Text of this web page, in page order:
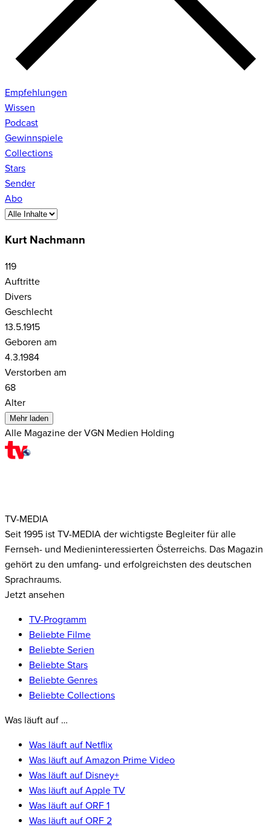
Empfehlungen
Wissen
Podcast
Gewinnspiele
Collections
Stars
Sender
Abo
Kurt Nachmann
119
Auftritte
Divers
Geschlecht
13.5.1915
Geboren am
4.3.1984
Verstorben am
68
Alter
Mehr laden
Alle Magazine der VGN Medien Holding
TV-MEDIA
Seit 1995 ist TV-MEDIA der wichtigste Begleiter für alle
Fernseh- und Medieninteressierten Österreichs. Das Magazin
gehört zu den umfang- und erfolgreichsten des deutschen
Sprachraums.
Jetzt ansehen
TV-Programm
Beliebte Filme
Beliebte Serien
Beliebte Stars
Beliebte Genres
Beliebte Collections
Was läuft auf …
Was läuft auf Netflix
Was läuft auf Amazon Prime Video
Was läuft auf Disney+
Was läuft auf Apple TV
Was läuft auf ORF 1
Was läuft auf ORF 2